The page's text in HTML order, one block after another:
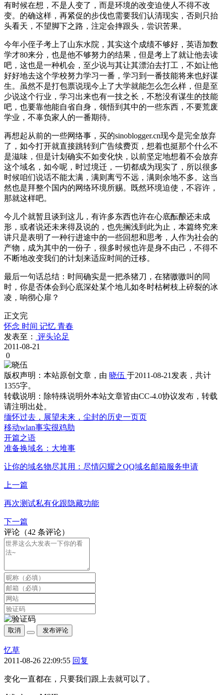
有时候在想，不是人变了，而是环境的改变迫使人不得不改
变。的确这样，再紧促的步伐也需要我们认清现实，否则只抬
头看天，不望脚下之路，注定会摔跟头，尝识苦果。
今年小侄子考上了山东水院，其实这个成绩不够好，英语加数
学才80来分，也是他不够努力的结果，但是考上了就让他去读
吧，这也是一种机会，至少说与其让其漂泊去打工，不如让他
好好地去这个学校努力学习一番，学习到一番技能将来也好谋
生。虽然不是打包票说现今上了大学就能怎么怎么样，但是至
少说这个行业，学习出来也有一技之长，不愁没有谋生的技能
吧，也要靠他能自省自身，领悟到其中的一些东西，不要荒废
学业，不辜负家人的一番期待。
再想起从前的一些网络事，买的sinoblogger.cn现今是完全放弃
了，如今打开就直接跳转到广告续费页，想着也挺那个什么不
是滋味，但是计划确实不如变化快，以前坚定地想着不会放弃
这个域名，如今呢，时过境迁，一切都成为现实了，所以很多
时候咱们说话不能太满，满则离亏不远，满则余地不多。这当
然也是拜整个国内的网络环境所赐。既然环境迫使，不容许，
那就这样吧。
今儿个就暂且谈到这儿，有许多东西也许在心底酝酿还未成
形，或者说还未来得及说的，也先搁浅到此为止，本篇终究来
讲只是表明了一种行进途中的一些回想和思考，人作为社会的
产物，成为其中的一份子，很多时候也许是身不由己，不得不
不断地改变我们的计划来适应时间的迁移。
最后一句话总结：时间确实是一把杀猪刀，在猪嗷嗷叫的同
时，你是否体会到心底深处某个地儿如冬时枯树枝上碎裂的冰
凌，响彻心扉？
正文完
怀念 时间 记忆 青春
发表至：
评头论足
2011-08-21
0
版权声明： 本站原创文章，由 晓伍 于2011-08-21发表，共计
1355字。
转载说明： 除特殊说明外本站文章皆由CC-4.0协议发布，转载
请注明出处。
缅怀过去，展望未来，尘封的历史一页页
移动wlan事实很鸡肋
开篇之语
准备换域名：大堆事
让你的域名物尽其用：尽情闪耀之QQ域名邮箱服务申请
上一篇
再次测试私有化跟隐藏功能
下一篇
评论（42 条评论）
取消 发布评论
忆草
2011-08-26 22:09:55 回复
变化一直都在，只要我们跟上去就可以了。